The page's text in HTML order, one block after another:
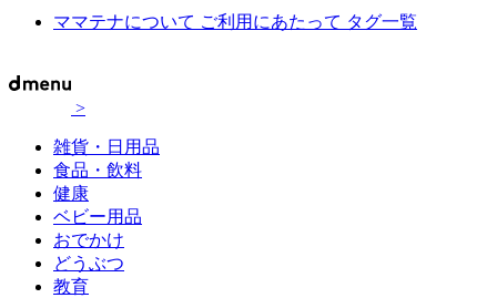
ママテナについて ご利用にあたって タグ一覧
>
雑貨・日用品
食品・飲料
健康
ベビー用品
おでかけ
どうぶつ
教育